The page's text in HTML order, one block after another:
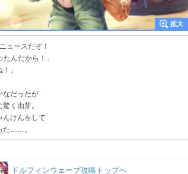
ュースだぞ！
んだから！」
」
なだったが
く由芽。
んけんをして
た……。
ドルフィンウェーブ攻略トップへ